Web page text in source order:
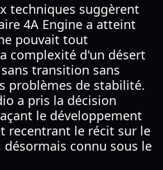
techniques suggèrent
4A Engine a atteint
pouvait tout
complexité d'un désert
transition sans
problèmes de stabilité.
a pris la décision
le développement
recentrant le récit sur le
connu sous le